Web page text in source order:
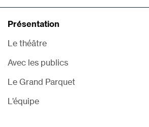
Présentation
Le théâtre
Avec les publics
Le Grand Parquet
L’équipe